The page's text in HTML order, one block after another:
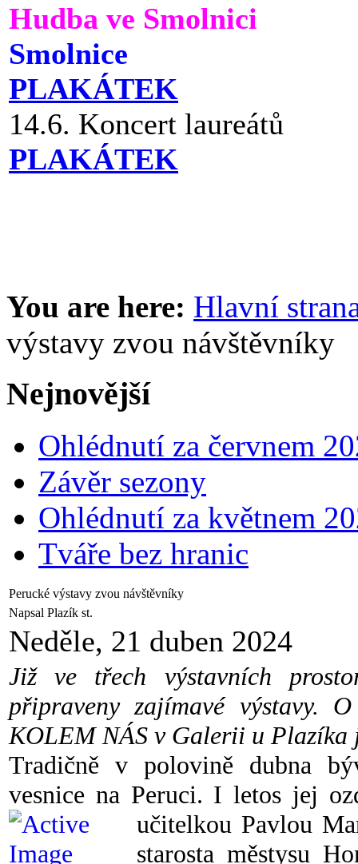
Hudba ve Smolnici
Smolnice
PLAKÁTEK
14.6. Koncert laureátů
PLAKÁTEK
You are here: Hlavní
výstavy zvou návštěvníky
Nejnovější
Ohlédnutí za červnem
Závěr sezony
Ohlédnutí za květnem
Tváře bez hranic
Perucké výstavy zvou návštěvníky
Napsal Plazík st.
Neděle, 21 duben 2024
Již ve třech výstavních
připraveny zajímavé výstavy.
KOLEM NÁS v Galerii u Plazíka
Tradičně v polovině dubna
vesnice na Peruci. I letos jej
učitelkou Pavlou
starosta městysu